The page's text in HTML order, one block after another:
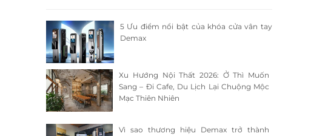
5 Ưu điểm nổi bật của khóa cửa vân tay
Demax
Xu Hướng Nội Thất 2026: Ở Thì Muốn
Sang – Đi Cafe, Du Lịch Lại Chuộng Mộc
Mạc Thiên Nhiên
Vì sao thương hiệu Demax trở thành